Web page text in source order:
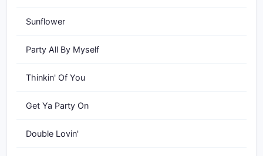
Sunflower
Party All By Myself
Thinkin' Of You
Get Ya Party On
Double Lovin'